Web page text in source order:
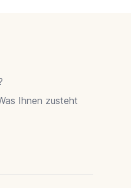
Ihnen zusteht